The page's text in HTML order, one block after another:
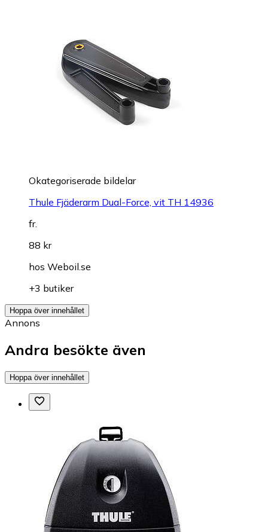
Okategoriserade bildelar
Thule Fjäderarm Dual-Force, vit TH 14936
fr.
88 kr
hos Weboil.se
+3 butiker
Hoppa över innehållet
Annons
Andra besökte även
Hoppa över innehållet